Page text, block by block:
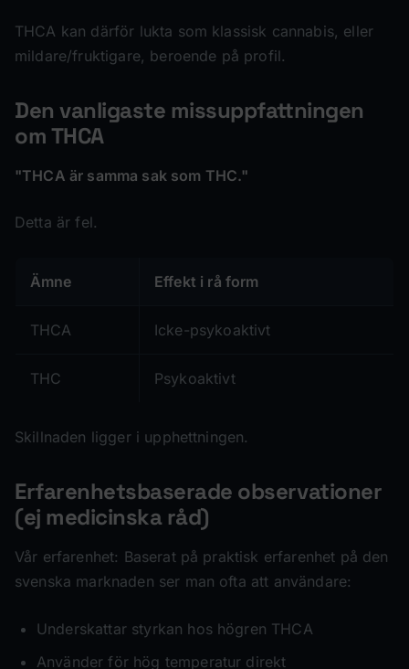
THCA kan därför lukta som klassisk cannabis, eller
mildare/fruktigare, beroende på profil.
Den vanligaste missuppfattningen
om THCA
"THCA är samma sak som THC."
Detta är fel.
Ämne Effekt i rå form
THCA Icke-psykoaktivt
THC Psykoaktivt
Skillnaden ligger i upphettningen.
Erfarenhetsbaserade observationer
(ej medicinska råd)
Vår erfarenhet: Baserat på praktisk erfarenhet på den
svenska marknaden ser man ofta att användare:
Underskattar styrkan hos högren THCA
Använder för hög temperatur direkt